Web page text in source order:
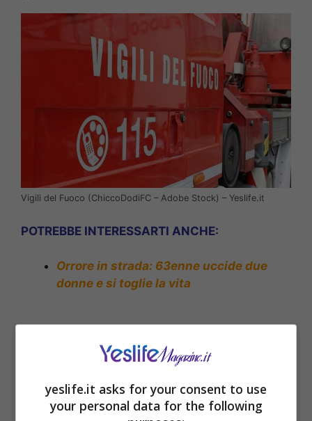
Vigili del Fuoco (ChiccoDodiFC – Adobe Stock) – Yeslife.it
POTREBBE INTERESSARTI ANCHE:
Orrore in strada: 63enne uccide due
donne e si toglie la vita
yeslife.it asks for your consent to use
your personal data for the following